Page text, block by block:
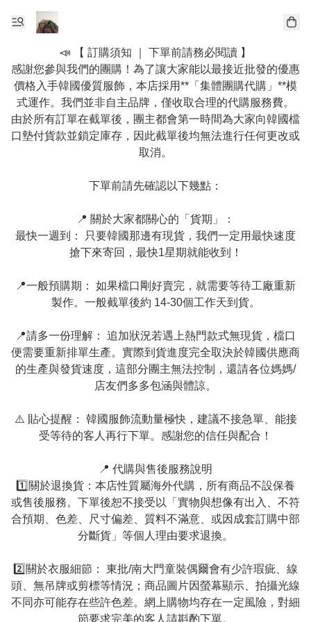
📣 【 訂購須知 ｜ 下單前請務必閱讀 】
感謝您參與我們的團購！為了讓大家能以最接近批發的優惠
價格入手韓國優質服飾，本店採用**「集體團購代購」**模
式運作。我們並非自主品牌，僅收取合理的代購服務費。
由於所有訂單在截單後，團主都會第一時間為大家向韓國檔
口墊付貨款並鎖定庫存，因此截單後均無法進行任何更改或
取消。
下單前請先確認以下幾點：
📍 關於大家都關心的「貨期」：
最快一週到： 只要韓國那邊有現貨，我們一定用最快速度
搶下來寄回，最快1星期就能收到！
📍一般預購期： 如果檔口剛好賣完，就需要等待工廠重新
製作。一般截單後約 14-30個工作天到貨。
📍請多一份理解： 追加狀況若遇上熱門款式無現貨，檔口
便需要重新排單生產。實際到貨進度完全取決於韓國供應商
的生產與發貨速度，這部分團主無法控制，還請各位媽媽/
店友們多多包涵與體諒。
⚠️ 貼心提醒： 韓國服飾流動量極快，建議不接急單、能接
受等待的客人再行下單。感謝您的信任與配合！
📍 代購與售後服務說明
1️⃣關於退換貨：本店性質屬海外代購，所有商品不設保養
或售後服務。下單後恕不接受以「實物與想像有出入、不符
合預期、色差、尺寸偏差、質料不滿意、或因成套訂購中部
分斷貨」等個人理由要求退換。
2️⃣關於衣服細節： 東批/南大門童裝偶爾會有少許瑕疵、線
頭、無吊牌或剪標等情況；商品圖片因螢幕顯示、拍攝光線
不同亦可能存在些許色差。網上購物均存在一定風險，對細
節要求完美的客人請斟酌下單。